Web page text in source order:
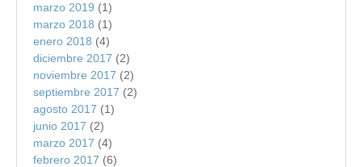
marzo 2019 (1)
marzo 2018 (1)
enero 2018 (4)
diciembre 2017 (2)
noviembre 2017 (2)
septiembre 2017 (2)
agosto 2017 (1)
junio 2017 (2)
marzo 2017 (4)
febrero 2017 (6)